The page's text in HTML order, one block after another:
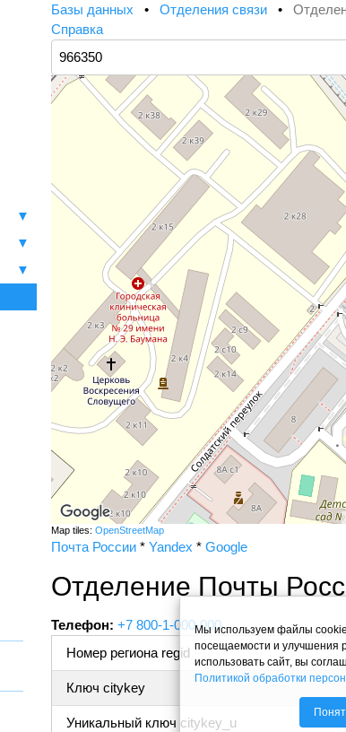
▼
▼
▼
Базы данных • Отделения связи •
Справка
Map tiles: OpenStreetMap
Почта России * Yandex * Google
Отделение Почты
Телефон: +7 800-1-000-000
Номер региона regid
Ключ citykey
Уникальный ключ citykey_u
Мы используем файлы
посещаемости и улучшения
использовать сайт, вы
Политикой обработки